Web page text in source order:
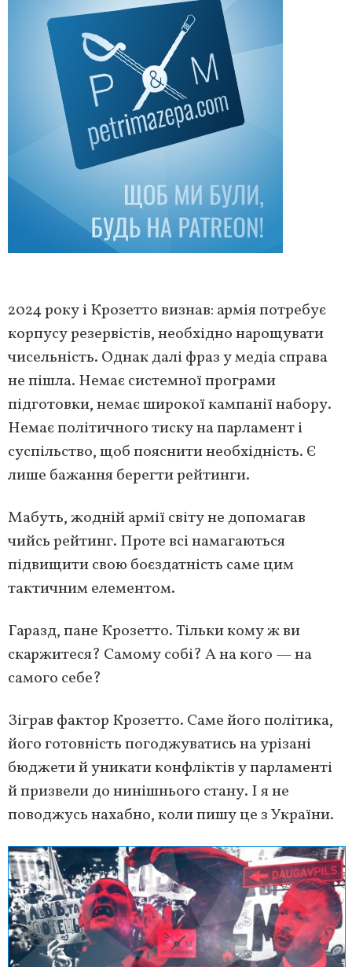
2024 року і Крозетто визнав: армія потребує
корпусу резервістів, необхідно нарощувати
чисельність. Однак далі фраз у медіа справа
не пішла. Немає системної програми
підготовки, немає широкої кампанії набору.
Немає політичного тиску на парламент і
суспільство, щоб пояснити необхідність. Є
лише бажання берегти рейтинги.
Мабуть, жодній армії світу не допомагав
чийсь рейтинг. Проте всі намагаються
підвищити свою боєздатність саме цим
тактичним елементом.
Гаразд, пане Крозетто. Тільки кому ж ви
скаржитеся? Самому собі? А на кого — на
самого себе?
Зіграв фактор Крозетто. Саме його політика,
його готовність погоджуватись на урізані
бюджети й уникати конфліктів у парламенті
й призвели до нинішнього стану. І я не
поводжусь нахабно, коли пишу це з України.